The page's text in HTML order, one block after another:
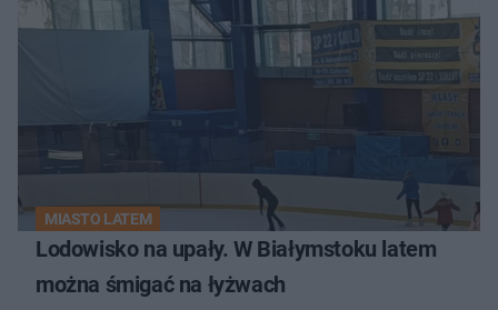
MIASTO LATEM
Lodowisko na upały. W Białymstoku latem
można śmigać na łyżwach